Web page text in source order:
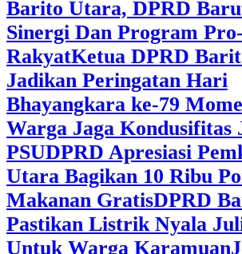
Barito Utara, DPRD
Sinergi Dan Program Pro-
RakyatKetua DPRD
Jadikan Peringatan Hari
Bhayangkara ke-79
Warga Jaga Kondusifitas
PSUDPRD Apresiasi
Utara Bagikan 10 Ribu
Makanan GratisDPRD
Pastikan Listrik Nyala
Untuk Warga Karamuan